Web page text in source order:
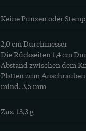
Keine Punzen oder
2,0 cm Durchmesser
Die Rückseiten 1,4 cm
Abstand zwischen dem
Platten zum
mind. 3,5 mm
Zus. 13,3 g